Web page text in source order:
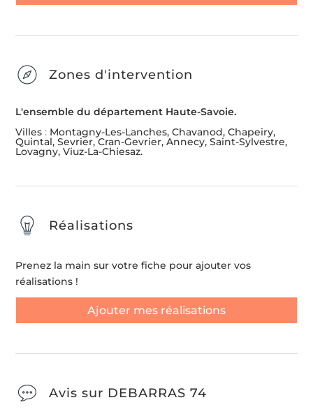
Zones d'intervention
L'ensemble du département Haute-Savoie.
Villes : Montagny-Les-Lanches, Chavanod, Chapeiry,
Quintal, Sevrier, Cran-Gevrier, Annecy, Saint-Sylvestre,
Lovagny, Viuz-La-Chiesaz.
Réalisations
Prenez la main sur votre fiche pour ajouter vos
réalisations !
Ajouter mes réalisations
Avis sur DEBARRAS 74